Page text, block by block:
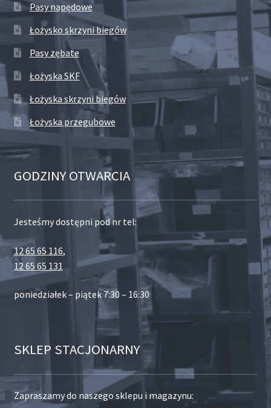
Pasy napędowe
Łożysko skrzyni biegów
Pasy zębate
Łożyska SKF
Łożyska skrzyni biegów
Łożyska przegubowe
GODZINY OTWARCIA
Jesteśmy dostępni pod nr tel:
12 65 65 116,
12 65 65 131
poniedziałek – piątek 7:30 – 16:30
SKLEP STACJONARNY
Zapraszamy do naszego sklepu i magazynu: